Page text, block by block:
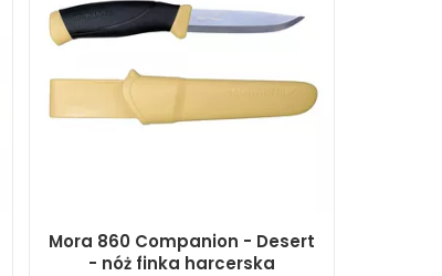
Mora 860 Companion - Desert
- nóż finka harcerska